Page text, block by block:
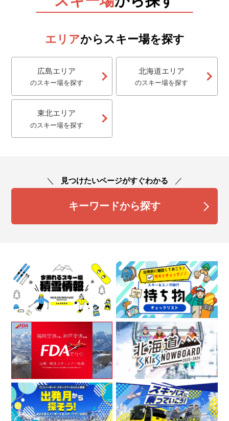
エリアからスキー場を探す
広島エリア
のスキー場を探す
北海道エリア
のスキー場を探す
東北エリア
のスキー場を探す
見つけたいページがすぐわかる
キーワードから探す